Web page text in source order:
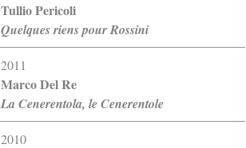
Tullio Pericoli
Quelques riens pour Rossini
2011
Marco Del Re
La Cenerentola, le Cenerentole
2010